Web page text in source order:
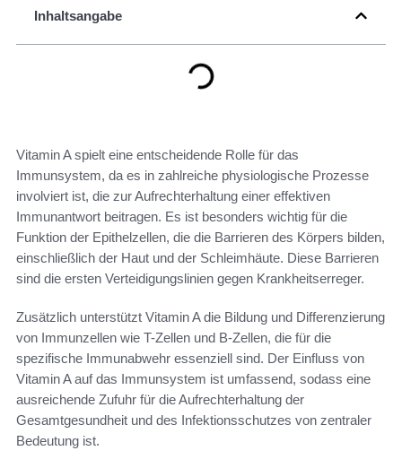
Inhaltsangabe
Vitamin A spielt eine entscheidende Rolle für das
Immunsystem, da es in zahlreiche physiologische Prozesse
involviert ist, die zur Aufrechterhaltung einer effektiven
Immunantwort beitragen. Es ist besonders wichtig für die
Funktion der Epithelzellen, die die Barrieren des Körpers bilden,
einschließlich der Haut und der Schleimhäute. Diese Barrieren
sind die ersten Verteidigungslinien gegen Krankheitserreger.
Zusätzlich unterstützt Vitamin A die Bildung und Differenzierung
von Immunzellen wie T-Zellen und B-Zellen, die für die
spezifische Immunabwehr essenziell sind. Der Einfluss von
Vitamin A auf das Immunsystem ist umfassend, sodass eine
ausreichende Zufuhr für die Aufrechterhaltung der
Gesamtgesundheit und des Infektionsschutzes von zentraler
Bedeutung ist.